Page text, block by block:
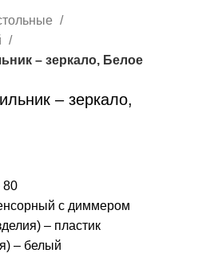
– зеркало, Белое
– зеркало,
80
с диммером
– пластик
– белый